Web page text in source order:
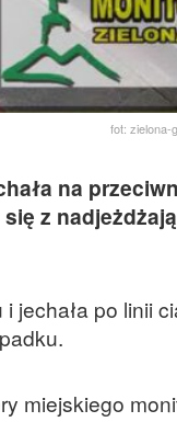
fot: zielona-
na
z
jechała po linii
miejskiego